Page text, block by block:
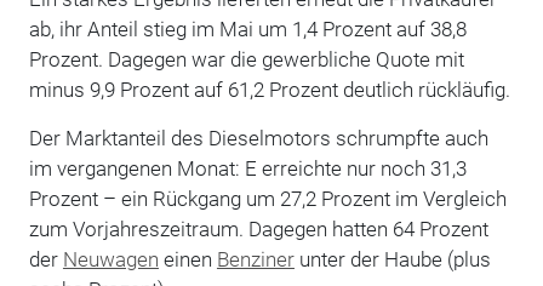
ab, ihr Anteil stieg im Mai um 1,4 Prozent auf 38,8
Prozent. Dagegen war die gewerbliche Quote mit
minus 9,9 Prozent auf 61,2 Prozent deutlich rückläufig.
Der Marktanteil des Dieselmotors schrumpfte auch
im vergangenen Monat: E erreichte nur noch 31,3
Prozent – ein Rückgang um 27,2 Prozent im Vergleich
zum Vorjahreszeitraum. Dagegen hatten 64 Prozent
der Neuwagen einen Benzinerunter der Haube (plus